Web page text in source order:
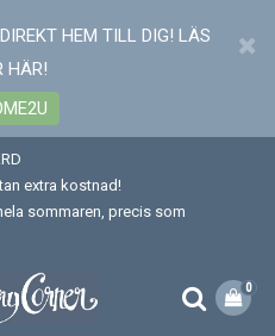
HEM TILL DIG! LÄS
HÄR!
extra kostnad!
sommaren, precis som
0